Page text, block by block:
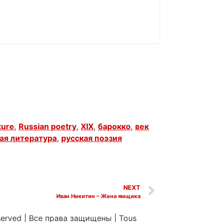
, Russian poetry, XIX, барокко, век
литература, русская поэзия
NEXT
Иван Никитин – Жена ямщика
Все права защищены Tous